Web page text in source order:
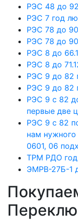
РЭС 48 до
РЭС 7 год
РЭС 78 до
РЭС 78 до
РЭС 8 до
РЭС 8 до
РЭС 9 до 82
РЭС 9 до 82
РЭС 9 с 82
первые две
РЭС 9 с 82
нам
0601, 06
ТРМ РДО
ЭМРВ-27Б-1